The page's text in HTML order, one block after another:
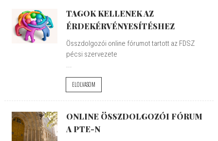
TAGOK KELLENEK AZ
ÉRDEKÉRVÉNYESÍTÉSHEZ
Összdolgozói online fórumot tartott az FDSZ
pécsi szervezete
...
ELOLVASOM
ONLINE ÖSSZDOLGOZÓI FÓRUM
A PTE-N